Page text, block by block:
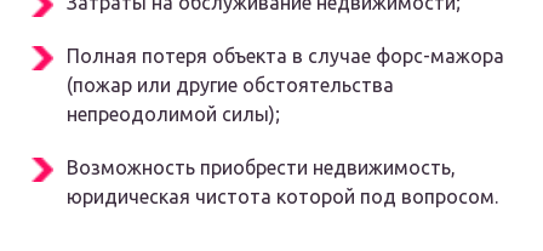
Полная потеря объекта в случае форс-мажора
(пожар или другие обстоятельства
непреодолимой силы);
Возможность приобрести недвижимость,
юридическая чистота которой под вопросом.